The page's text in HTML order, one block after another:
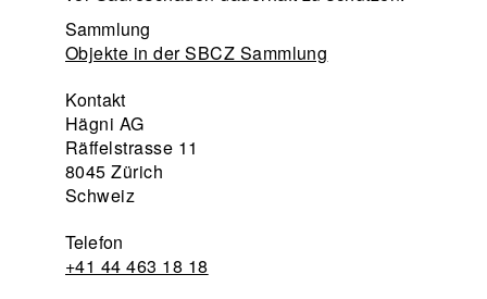
Sammlung
Objekte in der SBCZ Sammlung
Kontakt
Hägni AG
Räffelstrasse 11
8045 Zürich
Schweiz
Telefon
+41 44 463 18 18